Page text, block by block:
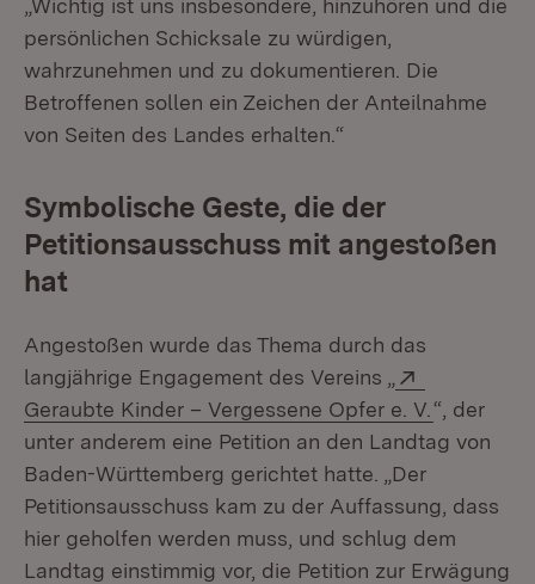
„Wichtig ist uns insbesondere, hinzuhören und die
persönlichen Schicksale zu würdigen,
wahrzunehmen und zu dokumentieren. Die
Betroffenen sollen ein Zeichen der Anteilnahme
von Seiten des Landes erhalten.“
Symbolische Geste, die der
Petitionsausschuss mit angestoßen
hat
Angestoßen wurde das Thema durch das
langjährige Engagement des Vereins „
Geraubte Kinder – Vergessene Opfer e. V. (Öffnet in
“, der
unter anderem eine Petition an den Landtag von
Baden-Württemberg gerichtet hatte. „Der
Petitionsausschuss kam zu der Auffassung, dass
hier geholfen werden muss, und schlug dem
Landtag einstimmig vor, die Petition zur Erwägung